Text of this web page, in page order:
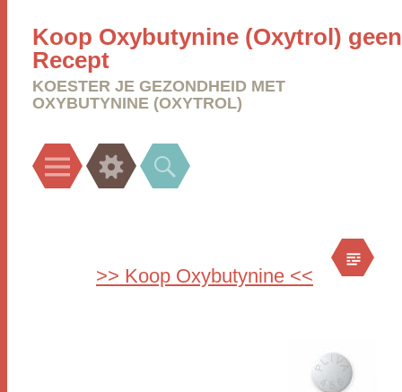
Koop Oxybutynine (Oxytrol) geen
Recept
KOESTER JE GEZONDHEID MET
OXYBUTYNINE (OXYTROL)
Menu Widgets Search
>> Koop Oxybutynine <<